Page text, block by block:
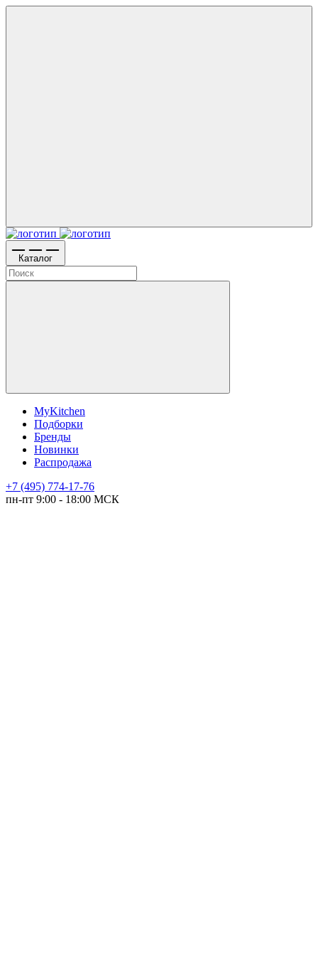
Каталог
MyKitchen
Подборки
Бренды
Новинки
Распродажа
+7 (495) 774-17-76
пн-пт 9:00 - 18:00 МСК